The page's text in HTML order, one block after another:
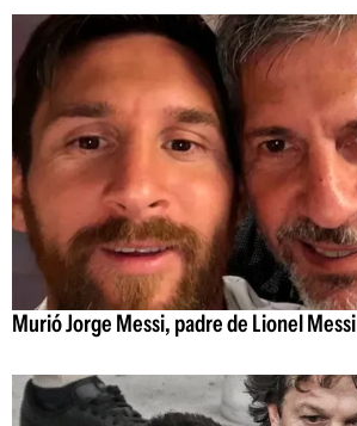
Murió Jorge Messi, padre de Lionel Messi